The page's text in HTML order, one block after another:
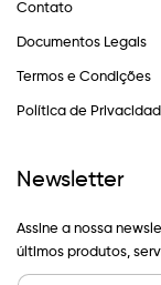
Contato
Documentos Legais
Termos e Condições
Política de
Newsletter
Assine a nossa
últimos produtos,